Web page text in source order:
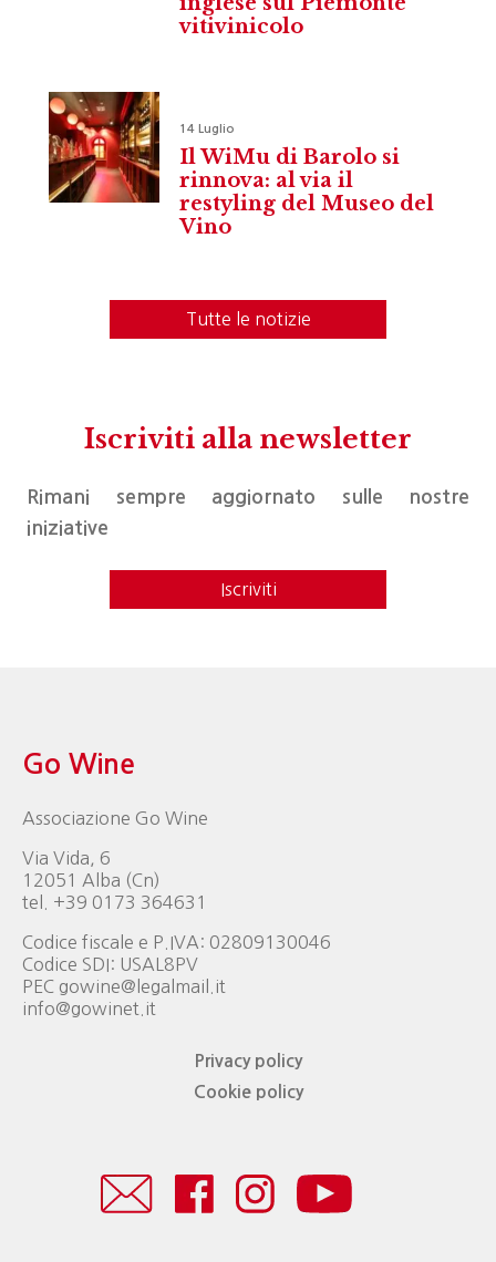
vitivinicolo
14 Luglio
Il WiMu di Barolo si
rinnova: al via il
restyling del Museo del
Vino
Tutte le notizie
Iscriviti alla newsletter
Rimani sempre aggiornato sulle nostre
iniziative
Iscriviti
Go Wine
Associazione Go Wine
Via Vida, 6
12051 Alba (Cn)
tel. +39 0173 364631
Codice fiscale e P.IVA: 02809130046
Codice SDI: USAL8PV
PEC gowine@legalmail.it
info@gowinet.it
Privacy policy
Cookie policy